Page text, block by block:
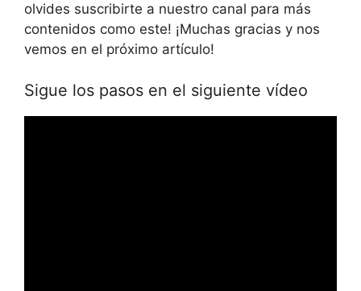
olvides suscribirte a nuestro canal para más
contenidos como este! ¡Muchas gracias y nos
vemos en el próximo artículo!
Sigue los pasos en el siguiente vídeo